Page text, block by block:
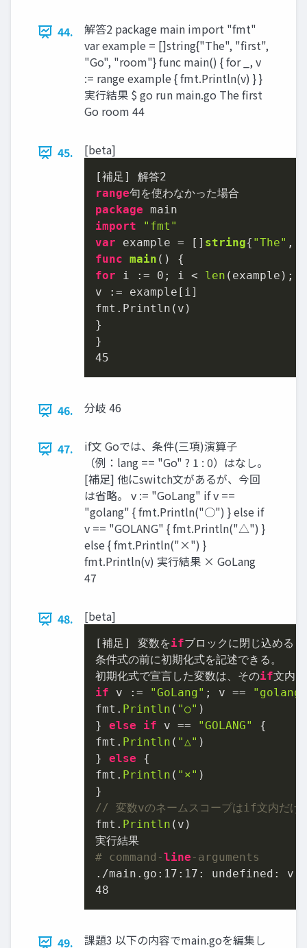
44.
解答2 package main import "fmt"
var example = []string{"The", "first",
"Go", "room"} func main() { for _, v
:= range example { fmt.Println(v) } }
実行結果 $ go run main.go The first
Go room 44
45. [beta]
[補足] 解答2
range
package
import
"fmt"
var example = [] string{ "The" ,
func main ()
for i := 0 ; i < len (example);
v := example[i]
fmt.Println(v)
}
45
46. 分岐 46
47.
if文 Goでは、条件(三項)演算子
（例：lang == "Go" ? 1 : 0）はなし。
[補足] 他にswitch文があるが、今回
は省略。 v := "GoLang" if v ==
"golang" { fmt.Println("○") } else if
v == "GOLANG" { fmt.Println("△") }
else { fmt.Println("×") }
fmt.Println(v) 実行結果 × GoLang
47
48. [beta]
[補足] 変数をifブロックに閉じ込める
条件式の前に初期化式を記述できる。
初期化式で宣言した変数は、そのif
if v := "GoLang" ; v ==
"golang"
fmt. Println ( "○" )
} else if v == "GOLANG"
{
fmt. Println ( "△" )
} else {
fmt. Println ( "×" )
// 変数vのネームスコープはif文内だけ
fmt. Println (v)
# command-line -arguments
./main.go: 17 : 17
48
49. 課題3 以下の内容でmain.goを編集し